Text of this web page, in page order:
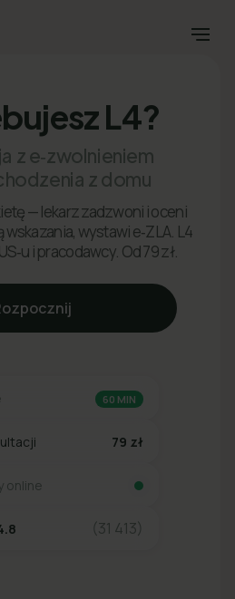
L4?
z e‑zwolnieniem
z domu
— lekarz zadzwoni i oceni
wskazania, wystawi e‑ZLA. L4
i pracodawcy. Od 79 zł.
60 MIN
79 zł
online
(31 413)